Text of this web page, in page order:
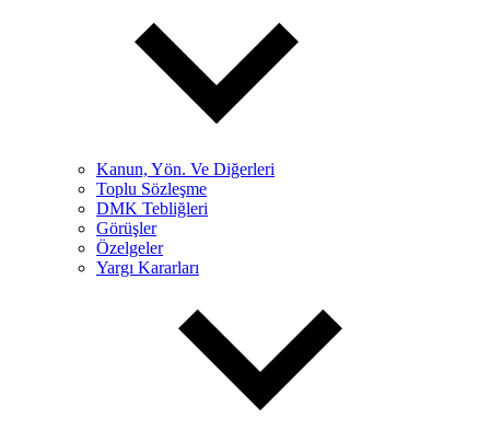
Kanun, Yön. Ve Diğerleri
Toplu Sözleşme
DMK Tebliğleri
Görüşler
Özelgeler
Yargı Kararları